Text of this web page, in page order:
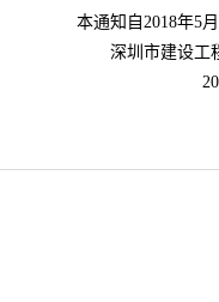
本通知自2018年5月
深圳市建设工